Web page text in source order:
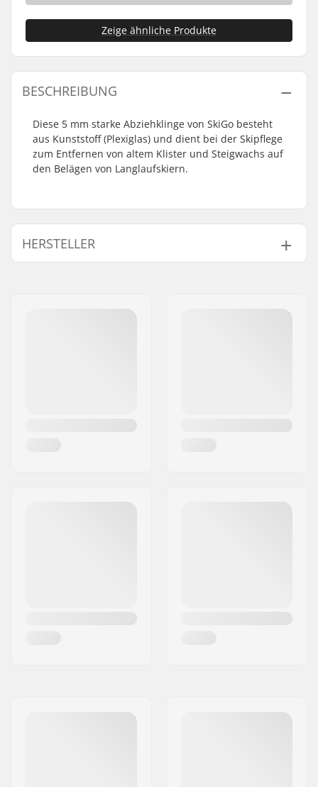
Zeige ähnliche Produkte
BESCHREIBUNG
Diese 5 mm starke Abziehklinge von SkiGo besteht
aus Kunststoff (Plexiglas) und dient bei der Skipflege
zum Entfernen von altem Klister und Steigwachs auf
den Belägen von Langlaufskiern.
HERSTELLER